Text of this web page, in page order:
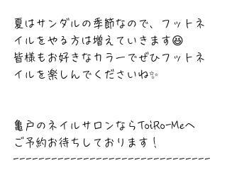
夏はサンダルの季節なので、フットネ
イルをやる方は増えていきます😆
皆様もお好きなカラーでぜひフットネ
イルを楽しんでくださいね✨
亀戸のネイルサロンならToiRo-Meへ
ご予約お待ちしております！
-------------------------------